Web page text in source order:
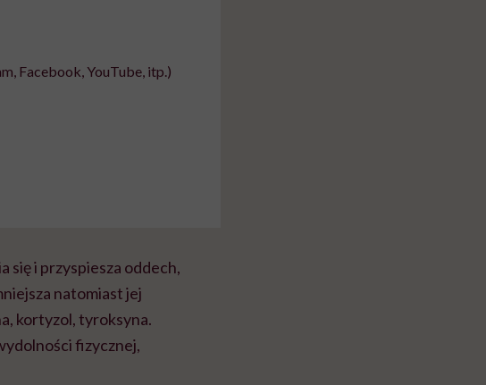
Facebook, YouTube, itp.)
się i przyspiesza oddech,
natomiast jej
kortyzol, tyroksyna.
fizycznej,